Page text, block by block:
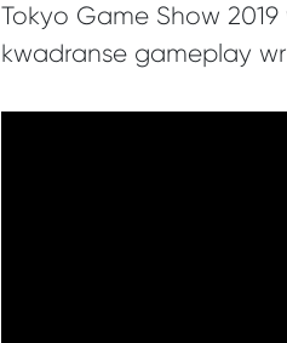
Tokyo Game Show
kwadranse gameplay